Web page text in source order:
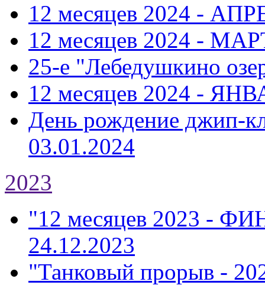
12 месяцев 2024 -
12 месяцев 2024 -
25-е "Лебедушкино
12 месяцев 2024 -
День рождение джип-
03.01.2024
2023
"12 месяцев 2023 -
24.12.2023
"Танковый прорыв -